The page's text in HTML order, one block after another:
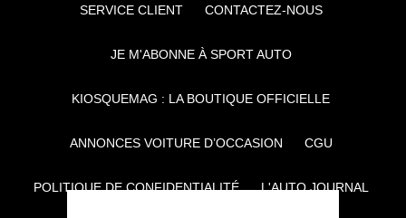
SERVICE CLIENT CONTACTEZ-NOUS
JE M'ABONNE À SPORT AUTO
KIOSQUEMAG : LA BOUTIQUE OFFICIELLE
ANNONCES VOITURE D’OCCASION CGU
POLITIQUE DE CONFIDENTIALITÉ L'AUTO JOURNAL